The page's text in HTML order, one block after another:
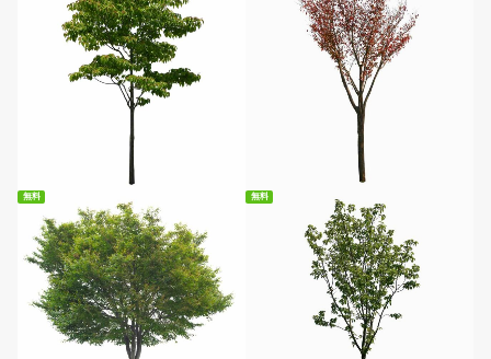
無料ダウンロード 無料ダウンロード
無料 無料